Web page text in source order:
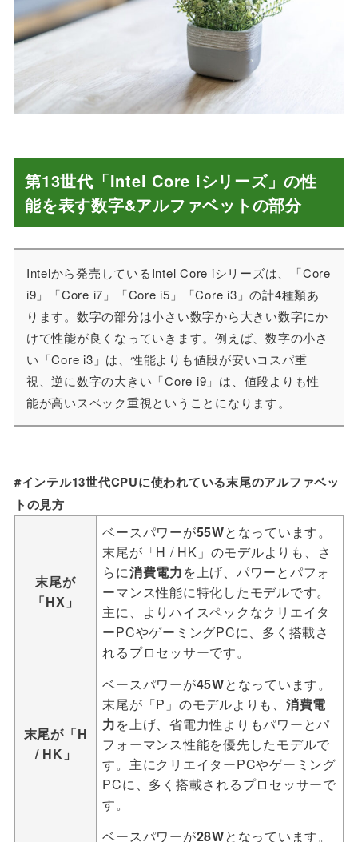
第13世代「Intel Core iシリーズ」の性
能を表す数字&アルファベットの部分
Intelから発売しているIntel Core iシリーズは、「Core
i9」「Core i7」「Core i5」「Core i3」の計4種類あ
ります。数字の部分は小さい数字から大きい数字にか
けて性能が良くなっていきます。例えば、数字の小さ
い「Core i3」は、性能よりも値段が安いコスパ重
視、逆に数字の大きい「Core i9」は、値段よりも性
能が高いスペック重視ということになります。
#インテル13世代CPUに使われている末尾のアルファベッ
トの見方
末尾が
「HX」
ベースパワーが55Wとなっています。
末尾が「H / HK」のモデルよりも、さ
らに消費電力を上げ、パワーとパフォ
ーマンス性能に特化したモデルです。
主に、よりハイスペックなクリエイタ
ーPCやゲーミングPCに、多く搭載さ
れるプロセッサーです。
末尾が「H
/ HK」
ベースパワーが45Wとなっています。
末尾が「P」のモデルよりも、 消費電
力を上げ、省電力性よりもパワーとパ
フォーマンス性能を優先したモデルで
す。主にクリエイターPCやゲーミング
PCに、多く搭載されるプロセッサーで
す。
ベースパワーが28Wとなっています。